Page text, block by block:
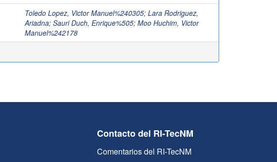
Toledo Lopez, Victor Manuel%240305; Lara Rodriguez,
Ariadna; Sauri Duch, Enrique%505; Moo Huchim, Victor
Manuel%242178
Contacto del RI-TecNM
Comentarios del RI-TecNM